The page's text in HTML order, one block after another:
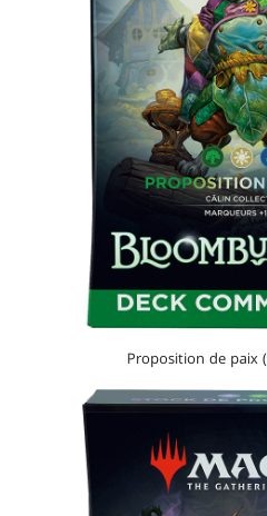
Proposition de paix